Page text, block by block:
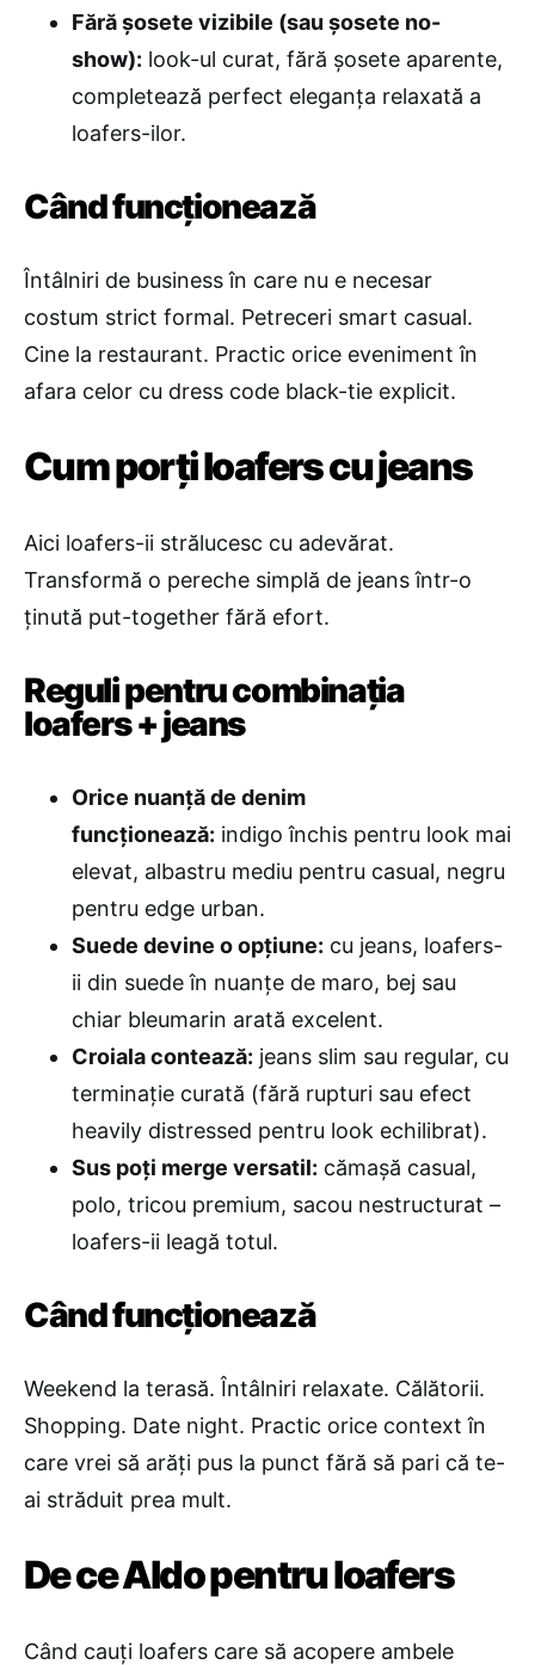
Fără șosete vizibile (sau șosete no-
show): look-ul curat, fără șosete aparente,
completează perfect eleganța relaxată a
loafers-ilor.
Când funcționează
Întâlniri de business în care nu e necesar
costum strict formal. Petreceri smart casual.
Cine la restaurant. Practic orice eveniment în
afara celor cu dress code black-tie explicit.
Cum porți loafers cu jeans
Aici loafers-ii strălucesc cu adevărat.
Transformă o pereche simplă de jeans într-o
ținută put-together fără efort.
Reguli pentru combinația
loafers + jeans
Orice nuanță de denim
funcționează: indigo închis pentru look mai
elevat, albastru mediu pentru casual, negru
pentru edge urban.
Suede devine o opțiune: cu jeans, loafers-
ii din suede în nuanțe de maro, bej sau
chiar bleumarin arată excelent.
Croiala contează: jeans slim sau regular, cu
terminație curată (fără rupturi sau efect
heavily distressed pentru look echilibrat).
Sus poți merge versatil: cămașă casual,
polo, tricou premium, sacou nestructurat –
loafers-ii leagă totul.
Când funcționează
Weekend la terasă. Întâlniri relaxate. Călătorii.
Shopping. Date night. Practic orice context în
care vrei să arăți pus la punct fără să pari că te-
ai străduit prea mult.
De ce Aldo pentru loafers
Când cauți loafers care să acopere ambele